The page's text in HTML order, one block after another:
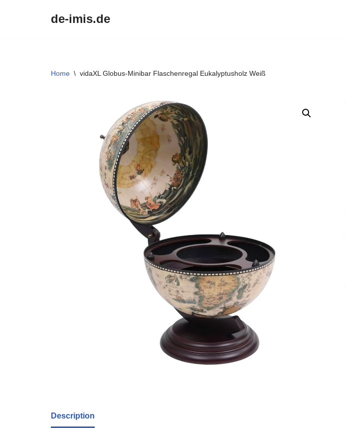
de-imis.de
Home \ vidaXL Globus-Minibar Flaschenregal Eukalyptusholz Weiß
Description